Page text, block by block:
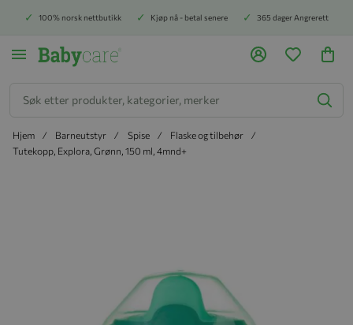
100% norsk nettbutikk Kjøp nå - betal senere 365 dager Angrerett
Hjem Barneutstyr Spise
Flaske og tilbehør
Tutekopp, Explora, Grønn, 150 ml, 4mnd+